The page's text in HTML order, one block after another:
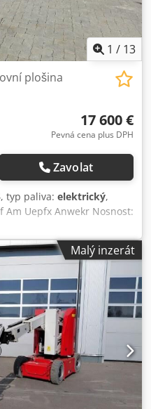
1 / 13
plošina
17 600 €
Pevná cena plus DPH
Zavolat
, typ paliva: elektrický,
Am Uepfx Anwekr Nosnost:
centrum použité
Malý inzerát